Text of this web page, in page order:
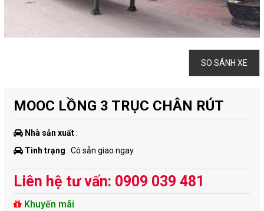
SO SÁNH XE
MOOC LỒNG 3 TRỤC CHÂN RÚT
Nhà sản xuất:
Tình trạng : Có sẵn giao ngay
Liên hệ tư vấn: 0909 039 481
Khuyến mãi